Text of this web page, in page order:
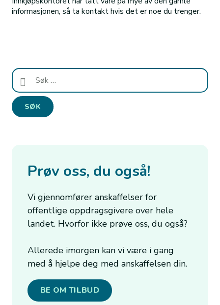
informasjonen, så ta kontakt hvis det er noe du trenger.
Søk
etter:
Prøv oss, du også!
Vi gjennomfører anskaffelser for
offentlige oppdragsgivere over hele
landet. Hvorfor ikke prøve oss, du også?
Allerede imorgen kan vi være i gang
med å hjelpe deg med anskaffelsen din.
BE OM TILBUD